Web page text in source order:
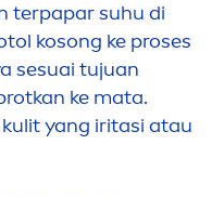
terpapar suhu di
kosong ke proses
sesuai tujuan
ke mata.
yang iritasi atau